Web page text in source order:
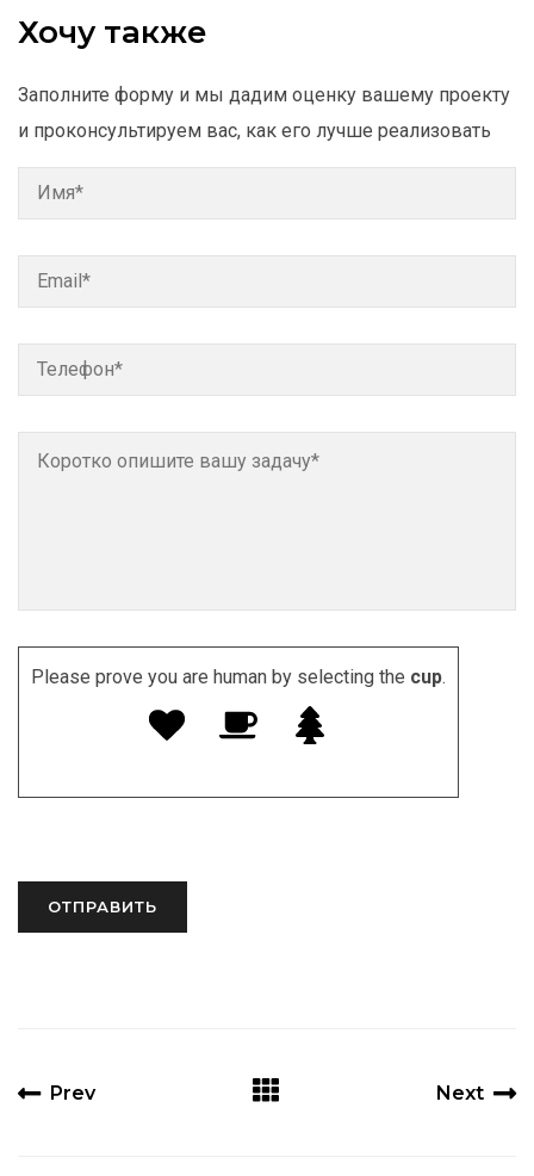
Хочу также
Заполните форму и мы дадим оценку вашему проекту
и проконсультируем вас, как его лучше реализовать
Please prove you are human by selecting the cup.
Prev Next